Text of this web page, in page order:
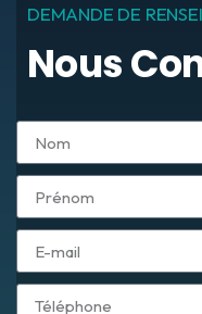
DEMANDE DE
Nous